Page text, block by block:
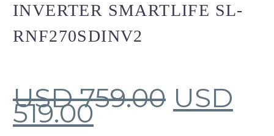
INVERTER SMARTLIFE SL-
RNF270SDINV2
USD759.00 USD
519.00